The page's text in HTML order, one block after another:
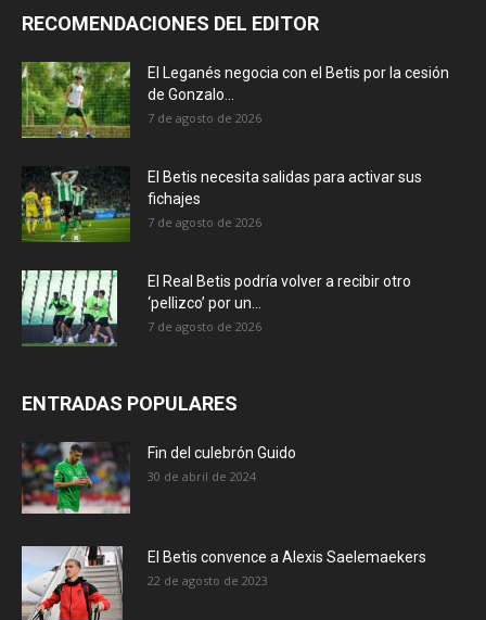
RECOMENDACIONES DEL EDITOR
El Leganés negocia con el Betis por la cesión
de Gonzalo...
7 de agosto de 2026
El Betis necesita salidas para activar sus
fichajes
7 de agosto de 2026
El Real Betis podría volver a recibir otro
‘pellizco’ por un...
7 de agosto de 2026
ENTRADAS POPULARES
Fin del culebrón Guido
30 de abril de 2024
El Betis convence a Alexis Saelemaekers
22 de agosto de 2023